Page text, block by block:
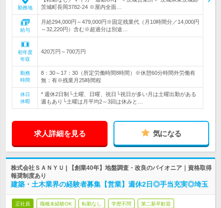
勤務地
茨城町長岡3782-24 ※屋内全面…
給与
月給294,000円～479,000円※固定残業代（月10時間分／14,000円
～32,220円）含む※超過分は別途…
初年度
年収
420万円～700万円
勤務
時間
8：30～17：30（所定労働時間8時間）※休憩60分時間外労働有
無：有※残業月25時間程
休日
休暇
* 週休2日制└土曜、日曜、祝日└祝日が多い月は土曜出勤がある
週もあり└土曜は月平均2～3回は休みと…
求人詳細を見る 気になる
株式会社ＳＡＮＹＵ | 【創業40年】地盤調査・改良のパイオニア｜資格取得
報奨制度あり
建築・土木業界の経験者募集【営業】週休2日◎手当充実◎埼玉
正社員 職種未経験OK 転勤なし 学歴不問 第二新卒歓迎